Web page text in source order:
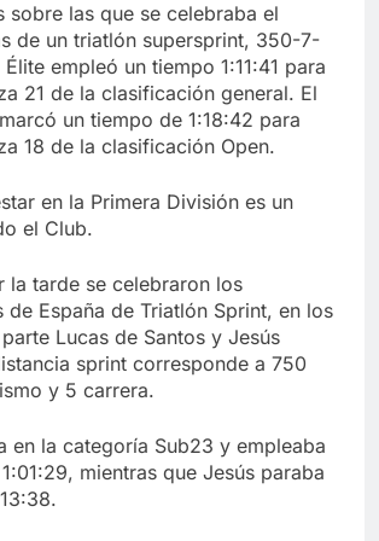
sobre las que se celebraba el
de un triatlón supersprint, 350-7-
empleó un tiempo 1:11:41 para
21 de la clasificación general. El
un tiempo de 1:18:42 para
18 de la clasificación Open.
en la Primera División es un
el Club.
la tarde se celebraron los
de España de Triatlón Sprint, en los
Lucas de Santos y Jesús
sprint corresponde a 750
y 5 carrera.
en la categoría Sub23 y empleaba
mientras que Jesús paraba